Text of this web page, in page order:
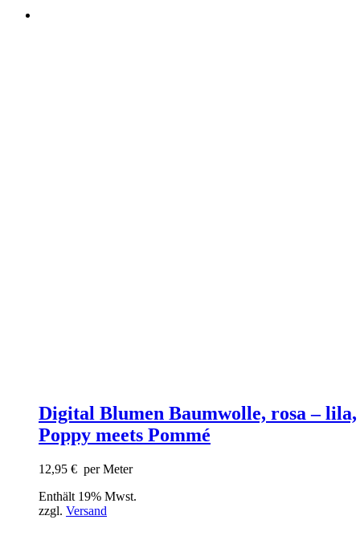
Digital Blumen Baumwolle, rosa – lila,
Poppy meets Pommé
12,95 € per Meter
Enthält 19% Mwst.
zzgl. Versand